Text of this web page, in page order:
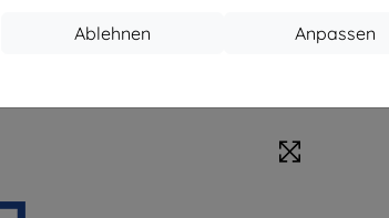
Anpassen
Ablehnen